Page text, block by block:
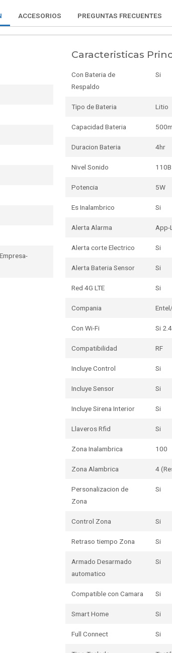
ACCESORIOS PREGUNTAS FRECUENTES
Caracteristicas
Con Bateria de
Respaldo
Si
Tipo de Bateria Litio
Capacidad Bateria
Duracion Bateria 4hr
Nivel Sonido 110B
Potencia 5W
Es Inalambrico Si
Alerta Alarma App-
Alerta corte Electrico Si
Alerta Bateria Sensor Si
Red 4G LTE Si
Compania
Con Wi-Fi Si
Compatibilidad RF
Incluye Control Si
Incluye Sensor Si
Incluye Sirena Interior Si
Llaveros Rfid Si
Zona Inalambrica 100
Zona Alambrica 4
Personalizacion de
Zona
Si
Control Zona Si
Retraso tiempo Zona Si
Armado Desarmado
automatico
Si
Compatible con Camara Si
Smart Home Si
Full Connect Si